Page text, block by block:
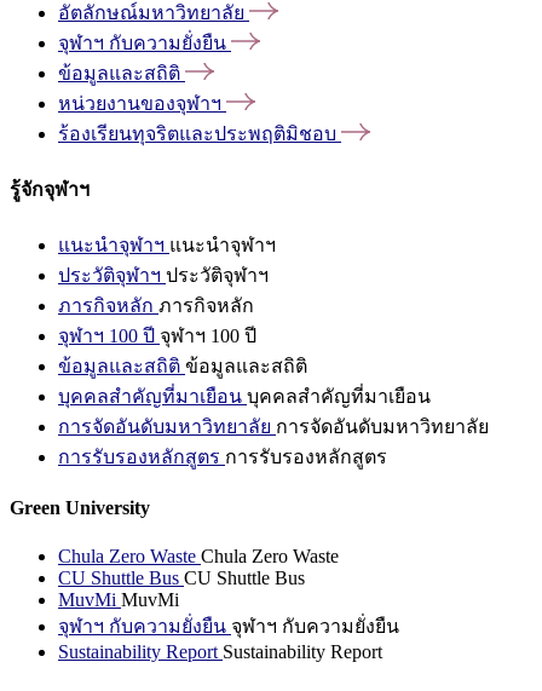
อัตลักษณ์มหาวิทยาลัย
จุฬาฯ กับความยั่งยืน
ข้อมูลและสถิติ
หน่วยงานของจุฬาฯ
ร้องเรียนทุจริตและประพฤติมิชอบ
รู้จักจุฬาฯ
แนะนำจุฬาฯ แนะนำจุฬาฯ
ประวัติจุฬาฯ ประวัติจุฬาฯ
ภารกิจหลัก ภารกิจหลัก
จุฬาฯ 100 ปี จุฬาฯ 100 ปี
ข้อมูลและสถิติ ข้อมูลและสถิติ
บุคคลสำคัญที่มาเยือน บุคคลสำคัญที่มาเยือน
การจัดอันดับมหาวิทยาลัย การจัดอันดับมหาวิทยาลัย
การรับรองหลักสูตร การรับรองหลักสูตร
Green University
Chula Zero Waste Chula Zero Waste
CU Shuttle Bus CU Shuttle Bus
MuvMi MuvMi
จุฬาฯ กับความยั่งยืน จุฬาฯ กับความยั่งยืน
Sustainability Report Sustainability Report